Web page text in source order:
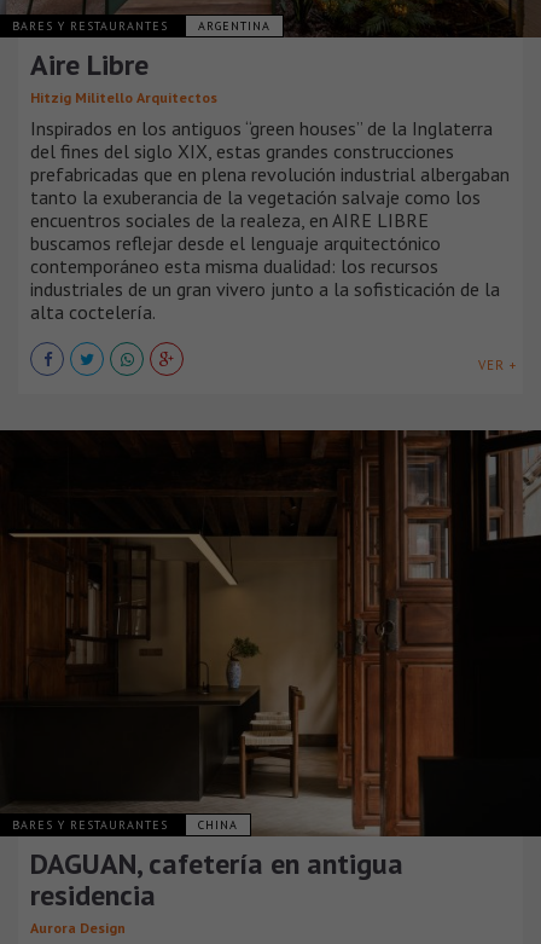
BARES Y RESTAURANTES ARGENTINA
Aire Libre
Hitzig Militello Arquitectos
Inspirados en los antiguos “green houses” de la Inglaterra
del fines del siglo XIX, estas grandes construcciones
prefabricadas que en plena revolución industrial albergaban
tanto la exuberancia de la vegetación salvaje como los
encuentros sociales de la realeza, en AIRE LIBRE
buscamos reflejar desde el lenguaje arquitectónico
contemporáneo esta misma dualidad: los recursos
industriales de un gran vivero junto a la sofisticación de la
alta coctelería.
VER +
BARES Y RESTAURANTES CHINA
DAGUAN, cafetería en antigua
residencia
Aurora Design